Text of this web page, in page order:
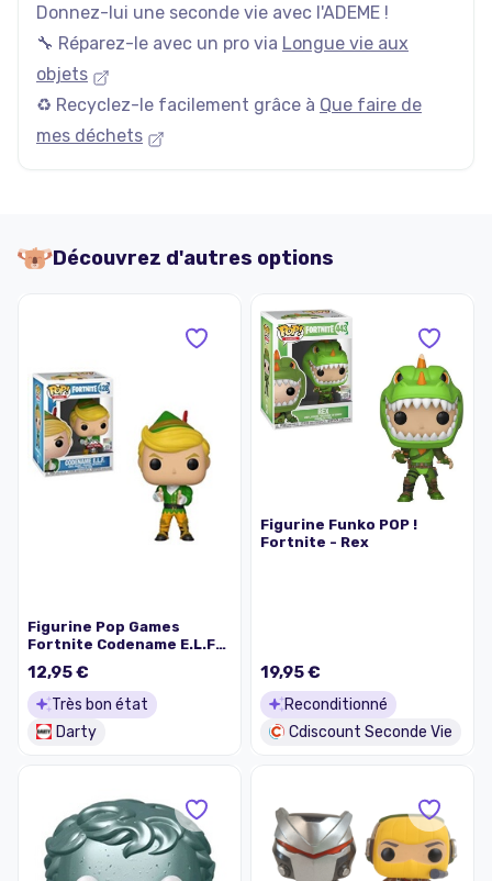
Donnez-lui une seconde vie avec l'ADEME !
🔧 Réparez-le avec un pro via Longue vie aux
objets
♻️ Recyclez-le facilement grâce à Que faire de
mes déchets
Découvrez d'autres options
Figurine Pop Games
Fortnite Codename E.L.F
12,95 €
Très bon état
Darty
Figurine Funko POP !
Fortnite - Rex
19,95 €
Reconditionné
Cdiscount Seconde Vie